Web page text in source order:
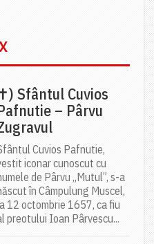
Sfântul Cuvios
– Pârvu
Cuvios Pafnutie,
iconar cunoscut cu
de Pârvu „Mutul”, s-a
în Câmpulung Muscel,
12 octombrie 1657, ca fiu
preotului Ioan Pârvescu...